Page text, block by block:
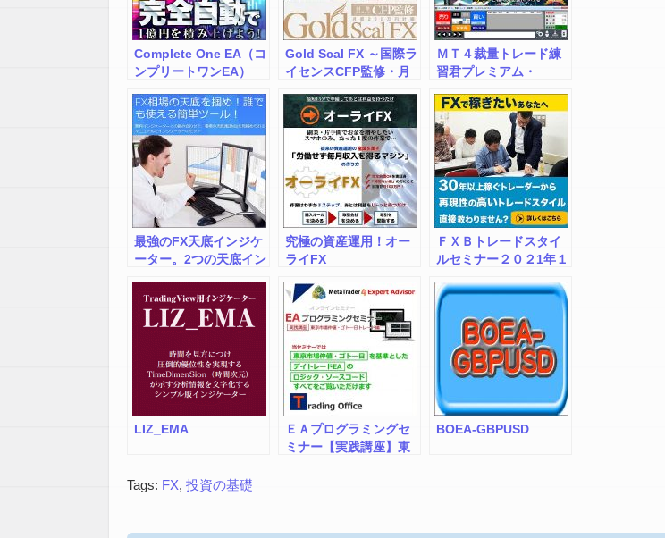
Complete One EA（コ
ンプリートワンEA）
Gold Scal FX ～国際ラ
イセンスCFP監修・月
ＭＴ４裁量トレード練
習君プレミアム・
最強のFX天底インジケ
ーター。2つの天底イン
底がわかります。
究極の資産運用！オー
ライFX
ＦＸＢトレードスタイ
ルセミナー２０２1年１
LIZ_EMA
ＥＡプログラミングセ
ミナー【実践講座】東
BOEA-GBPUSD
Tags: FX, 投資の基礎